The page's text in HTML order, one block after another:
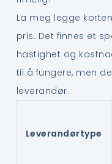
La meg legge
pris. Det finnes et
hastighet og
til å fungere, men
leverandør.
Leverandørtype